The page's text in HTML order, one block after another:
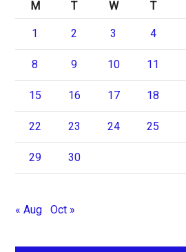
M
T W T
1 2 3 4
8 9 10 11
15 16 17 18
22 23 24 25
29 30
« Aug Oct »